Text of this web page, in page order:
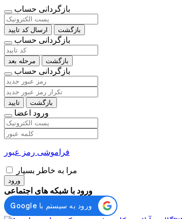
بازگردانی حساب
ارسال کد تایید بازگشت
بازگردانی حساب
مرحله بعد بازگشت
بازگردانی حساب
تایید بازگشت
ورود اعضا
فراموشی رمز عبور
مرا به خاطر بسپار
ورود
ورود با شبکه های اجتماعی